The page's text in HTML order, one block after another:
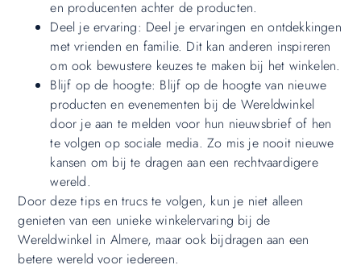
en producenten achter de producten.
Deel je ervaring: Deel je ervaringen en ontdekkingen
met vrienden en familie. Dit kan anderen inspireren
om ook bewustere keuzes te maken bij het winkelen.
Blijf op de hoogte: Blijf op de hoogte van nieuwe
producten en evenementen bij de Wereldwinkel
door je aan te melden voor hun nieuwsbrief of hen
te volgen op sociale media. Zo mis je nooit nieuwe
kansen om bij te dragen aan een rechtvaardigere
wereld.
Door deze tips en trucs te volgen, kun je niet alleen
genieten van een unieke winkelervaring bij de
Wereldwinkel in Almere, maar ook bijdragen aan een
betere wereld voor iedereen.